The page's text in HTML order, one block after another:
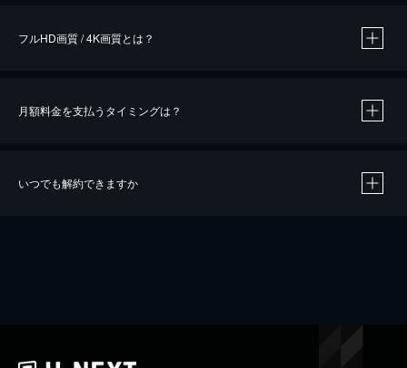
※40％ポイント還元の対象は、クレジットカード決済による作品の購入 / レンタルです。
iOSアプリのUコイン決済による作品の購入 / レンタルは、20％のポイント還元です。
フルHD画質 / 4K画質とは？
月額料金を支払うタイミングは？
いつでも解約できますか